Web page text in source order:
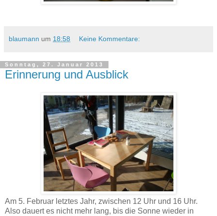
blaumann um 18:58 Keine Kommentare:
Sonntag, 27. Januar 2013
Erinnerung und Ausblick
Am 5. Februar letztes Jahr, zwischen 12 Uhr und 16 Uhr.
Also dauert es nicht mehr lang, bis die Sonne wieder in